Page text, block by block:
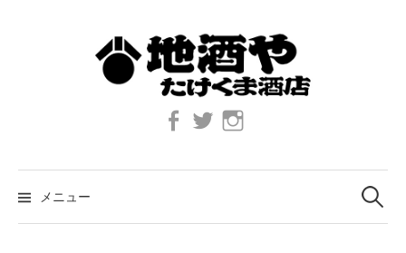
キ
ッ
Facebooktwitter
メニュー
索: